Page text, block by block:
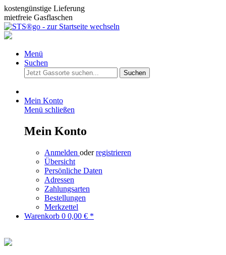
kostengünstige Lieferung
mietfreie Gasflaschen
Menü
Suchen
Suchen
Mein Konto
Menü schließen
Mein Konto
Anmelden oderregistrieren
Übersicht
Persönliche Daten
Adressen
Zahlungsarten
Bestellungen
Merkzettel
Warenkorb 0 0,00 € *